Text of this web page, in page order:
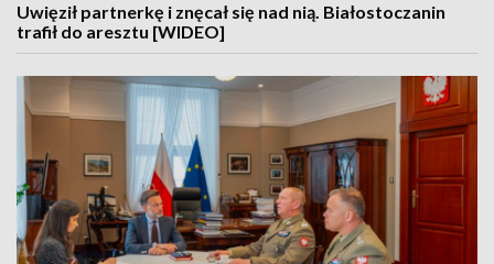
Uwięził partnerkę i znęcał się nad nią. Białostoczanin
trafił do aresztu [WIDEO]